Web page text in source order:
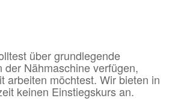
über grundlegende
der Nähmaschine verfügen,
arbeiten möchtest. Wir bieten in
keinen Einstiegskurs an.